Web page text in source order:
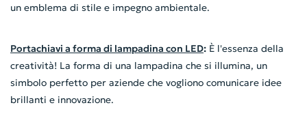
un emblema di stile e impegno ambientale.
Portachiavi a forma di lampadina con LED: È l'essenza della
creatività! La forma di una lampadina che si illumina, un
simbolo perfetto per aziende che vogliono comunicare idee
brillanti e innovazione.